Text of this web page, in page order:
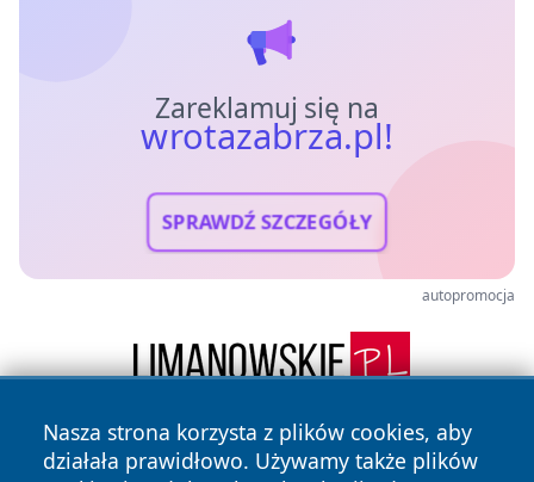
Zareklamuj się na
wrotazabrza.pl!
SPRAWDŹ SZCZEGÓŁY
autopromocja
Nasza strona korzysta z plików cookies, aby
działała prawidłowo. Używamy także plików